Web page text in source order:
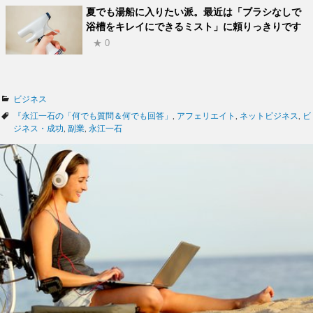
夏でも湯船に入りたい派。最近は「ブラシなしで
浴槽をキレイにできるミスト」に頼りっきりです
★ 0
カ
テ
ゴ
ー
ビジネス
タ
グ
『永江一石の「何でも質問＆何でも回答」 アフェリエイト ネットビジネス
ビ
ジネス・成功 副業 永江一石